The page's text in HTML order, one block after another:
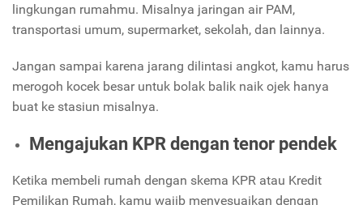
lingkungan rumahmu. Misalnya jaringan air PAM,
transportasi umum, supermarket, sekolah, dan lainnya.
Jangan sampai karena jarang dilintasi angkot, kamu harus
merogoh kocek besar untuk bolak balik naik ojek hanya
buat ke stasiun misalnya.
Mengajukan KPR dengan tenor pendek
Ketika membeli rumah dengan skema KPR atau Kredit
Pemilikan Rumah, kamu wajib menyesuaikan dengan